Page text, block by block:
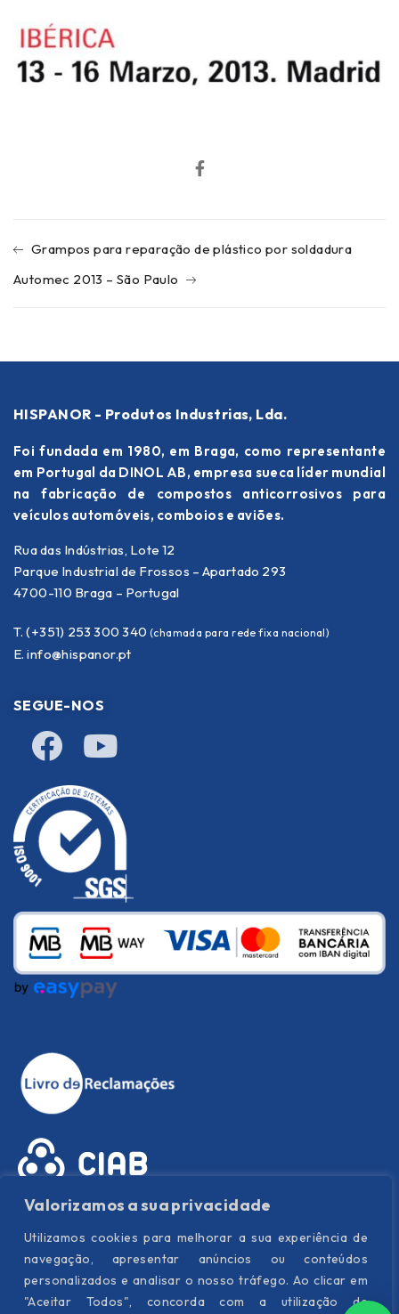
Valorizamos a sua privacidade
Utilizamos cookies para melhorar a sua experiência de
navegação, apresentar anúncios ou conteúdos
personalizados e analisar o nosso tráfego. Ao clicar em
"Aceitar Todos", concorda com a utilização de
Grampos para reparação de plástico por soldadura
Automec 2013 – São Paulo
HISPANOR - Produtos Industrias, Lda.
Foi fundada em 1980, em Braga, como representante
em Portugal da DINOL AB, empresa sueca líder mundial
na fabricação de compostos anticorrosivos para
veículos automóveis, comboios e aviões.
Rua das Indústrias, Lote 12
Parque Industrial de Frossos – Apartado 293
4700-110 Braga – Portugal
T. (+351) 253 300 340(chamada para rede fixa nacional)
E. info@hispanor.pt
SEGUE-NOS
Política de Privacidade|Política de Cookies | Termos e